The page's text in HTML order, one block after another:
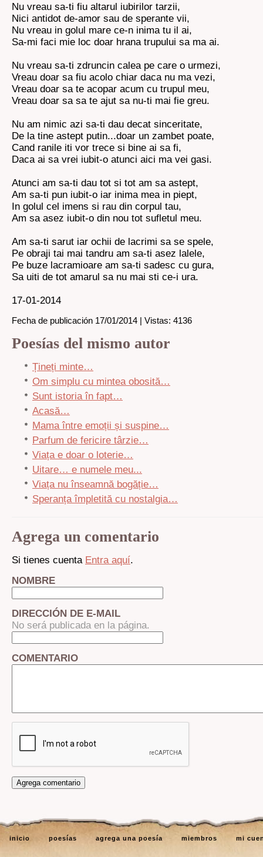
Nu vreau sa-ti fiu altarul iubirilor tarzii,
Nici antidot de-amor sau de sperante vii,
Nu vreau in golul mare ce-n inima tu il ai,
Sa-mi faci mie loc doar hrana trupului sa ma ai.
Nu vreau sa-ti zdruncin calea pe care o urmezi,
Vreau doar sa fiu acolo chiar daca nu ma vezi,
Vreau doar sa te acopar acum cu trupul meu,
Vreau doar sa sa te ajut sa nu-ti mai fie greu.
Nu am nimic azi sa-ti dau decat sinceritate,
De la tine astept putin...doar un zambet poate,
Cand ranile iti vor trece si bine ai sa fi,
Daca ai sa vrei iubit-o atunci aici ma vei gasi.
Atunci am sa-ti dau tot si tot am sa astept,
Am sa-ti pun iubit-o iar inima mea in piept,
In golul cel imens si rau din corpul tau,
Am sa asez iubit-o din nou tot sufletul meu.
Am sa-ti sarut iar ochii de lacrimi sa se spele,
Pe obraji tai mai tandru am sa-ti asez lalele,
Pe buze lacramioare am sa-ti sadesc cu gura,
Sa uiti de tot amarul sa nu mai sti ce-i ura.
17-01-2014
Fecha de publicación 17/01/2014 | Vistas: 4136
Poesías del mismo autor
Țineți minte…
Om simplu cu mintea obosită…
Sunt istoria în fapt…
Acasă…
Mama între emoții și suspine…
Parfum de fericire târzie…
Viața e doar o loterie…
Uitare… e numele meu...
Viața nu înseamnă bogăție…
Speranța împletită cu nostalgia…
Agrega un comentario
Si tienes cuenta Entra aquí.
NOMBRE
DIRECCIÓN DE E-MAIL
No será publicada en la página.
COMENTARIO
inicio poesías agrega una poesía miembros mi